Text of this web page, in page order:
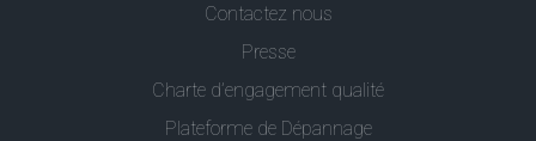
Contactez nous
Presse
Charte d’engagement qualité
Plateforme de Dépannage